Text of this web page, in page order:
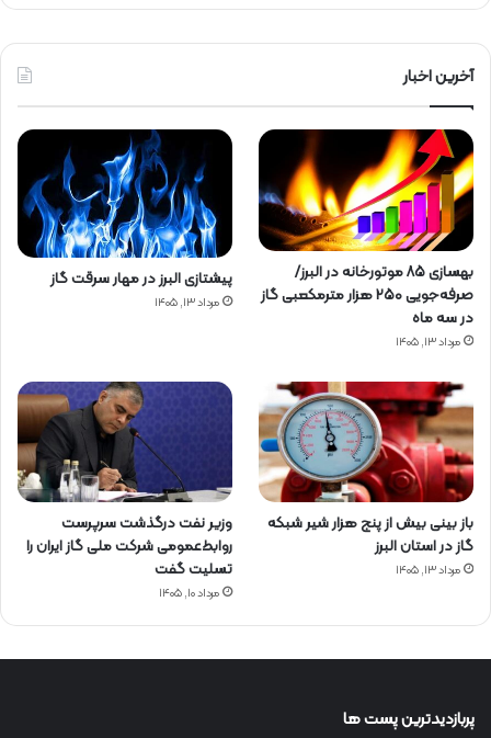
آخرین اخبار
بهسازی ۸۵ موتورخانه در البرز/
صرفه‌جویی ۲۵۰ هزار مترمکعبی گاز
در سه ماه
مرداد ۱۳, ۱۴۰۵
پیشتازی البرز در مهار سرقت گاز
مرداد ۱۳, ۱۴۰۵
باز بینی بیش از پنج هزار شیر شبکه
گاز در استان البرز
مرداد ۱۳, ۱۴۰۵
وزیر نفت درگذشت سرپرست
روابط‌عمومی شرکت ملی گاز ایران را
تسلیت گفت
مرداد ۱۰, ۱۴۰۵
پربازدیدترین پست ها